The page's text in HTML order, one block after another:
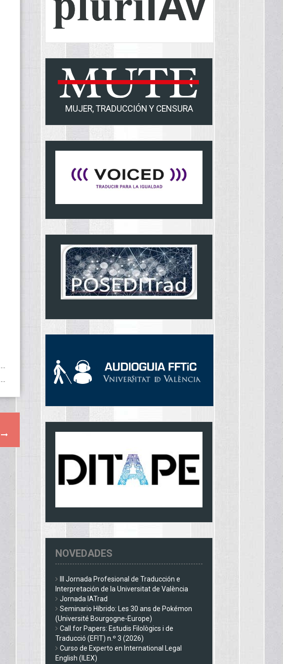
MUJER, TRADUCCIÓN Y CENSURA
NOVEDADES
III Jornada Profesional de Traducción e
Interpretación de la Universitat de València
Jornada IATrad
Seminario Híbrido: Les 30 ans de Pokémon
(Université Bourgogne-Europe)
Call for Papers: Estudis Filològics i de
Traducció (EFIT) n.º 3 (2026)
Curso de Experto en International Legal
English (ILEX)